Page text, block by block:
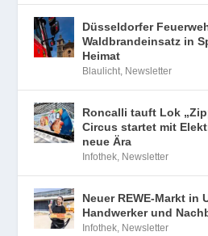
Düsseldorfer
Waldbrandeinsatz in
Heimat
Blaulicht, Newsletter
Roncalli tauft Lok
Circus startet mit
neue Ära
Infothek, Newsletter
Neuer REWE-Markt in
Handwerker und
Infothek, Newsletter